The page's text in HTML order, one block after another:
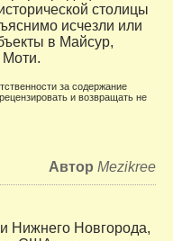
столицы
исчезли или
в Майсур,
Моти.
за содержание
и возвращать не
Автор Mezikree
Нижнего Новгорода,